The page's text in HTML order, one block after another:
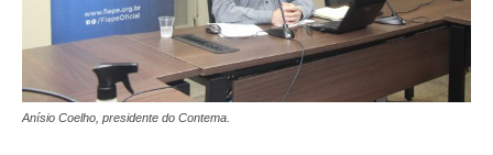
Anísio Coelho, presidente do Contema.